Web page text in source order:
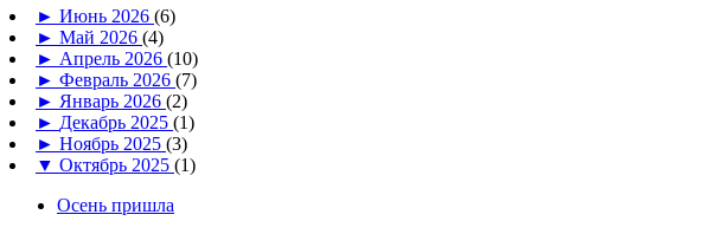
► Июнь 2026 (6)
► Май 2026 (4)
► Апрель 2026 (10)
► Февраль 2026 (7)
► Январь 2026 (2)
► Декабрь 2025 (1)
► Ноябрь 2025 (3)
▼ Октябрь 2025 (1)
Осень пришла